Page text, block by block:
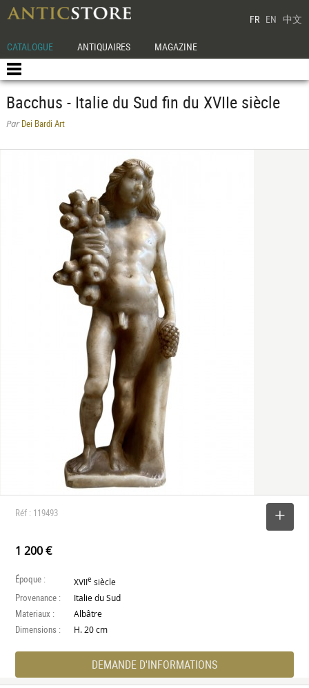
FR EN 中文
CATALOGUE ANTIQUAIRES MAGAZINE
Bacchus - Italie du Sud fin du XVIIe siècle
ParDei Bardi Art
Réf : 119493
1 200 €
Époque : XVIIe siècle
Provenance : Italie du Sud
Materiaux : Albâtre
Dimensions : H. 20 cm
DEMANDE D'INFORMATIONS